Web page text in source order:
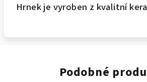
Hrnek je vyroben z kvalitní
Podobné